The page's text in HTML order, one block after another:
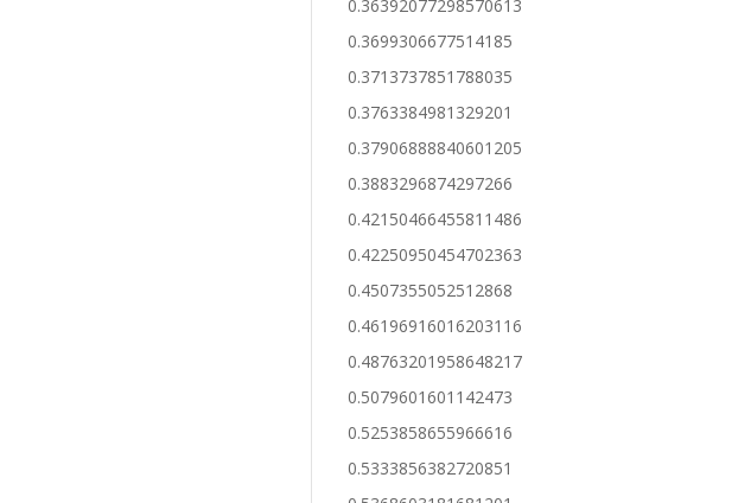
0.36392077298570613
0.3699306677514185
0.3713737851788035
0.3763384981329201
0.37906888840601205
0.3883296874297266
0.42150466455811486
0.42250950454702363
0.4507355052512868
0.46196916016203116
0.48763201958648217
0.5079601601142473
0.5253858655966616
0.5333856382720851